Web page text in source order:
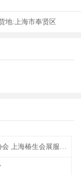
地:上海市奉贤区